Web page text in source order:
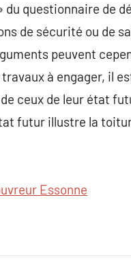
questionnaire de
de sécurité ou de
peuvent
à engager, il
ceux de leur état
futur illustre la
Essonne